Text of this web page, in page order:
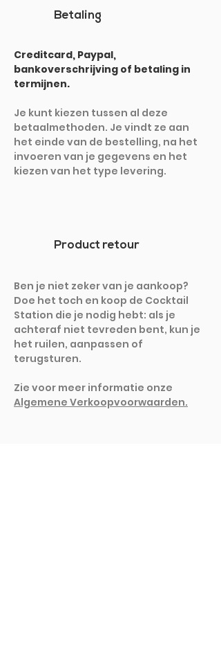
Betaling
Creditcard, Paypal,
bankoverschrijving of betaling in
termijnen.
Je kunt kiezen tussen al deze
betaalmethoden. Je vindt ze aan
het einde van de bestelling, na het
invoeren van je gegevens en het
kiezen van het type levering.
Product retour
Ben je niet zeker van je aankoop?
Doe het toch en koop de Cocktail
Station die je nodig hebt: als je
achteraf niet tevreden bent, kun je
het ruilen, aanpassen of
terugsturen.
Zie voor meer informatie onze
Algemene Verkoopvoorwaarden.